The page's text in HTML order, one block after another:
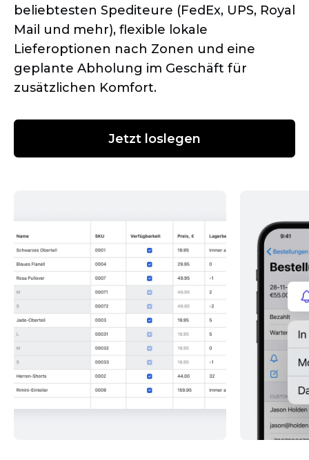
beliebtesten Spediteure (FedEx, UPS, Royal
Mail und mehr), flexible lokale
Lieferoptionen nach Zonen und eine
geplante Abholung im Geschäft für
zusätzlichen Komfort.
Jetzt loslegen